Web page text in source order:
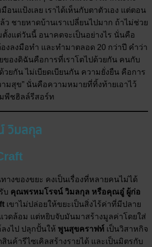
อนแป้งเลย เราได้เห็นกับตาตัวเอง แต่ตอน
ชายหาดบ้านเราเปลี่ยนไปมาก ถ้าไม่ช่วย
งแต่วันนี้ อนาคตจะเป็นอย่างไร นั่นคือ
องลงมือทำ และทำมาตลอด 20 กว่าปี คำว่า
ของดิฉันคือการที่เราโตไปด้วยกัน คนกับ
วยกัน ไม่เบียดเบียนกัน ความยั่งยืน คือการ
มสุข” นั่นคือความหมายที่ทิ้งท้ายเอาไว้
พีชฮิลล์รีสอร์ท
วิมลกุล
างของขยะ คงเป็นเรื่องที่หลายคนไม่ได้
บ คุณพรหมโรจน์ วิมลกุล หรือคุณอู๋ ผู้ก่อ
เขาไม่ปล่อยให้ขยะเป็นสิ่งไร้ค่าที่มีปลาย
ดล้อม แต่หยิบจับมันมาสร้างมูลค่าโดยใส่
งไป ปลุกปั้นให้ พูนสุขคราฟท์ เป็นวิสาหกิจ
นค้ารีไซเคิลสร้างรายได้ และเป็นมิตรกับ